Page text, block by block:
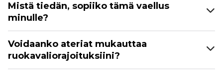
Mistä tiedän, sopiiko tämä vaellus
minulle?
Voidaanko ateriat mukauttaa
ruokavaliorajoituksiini?